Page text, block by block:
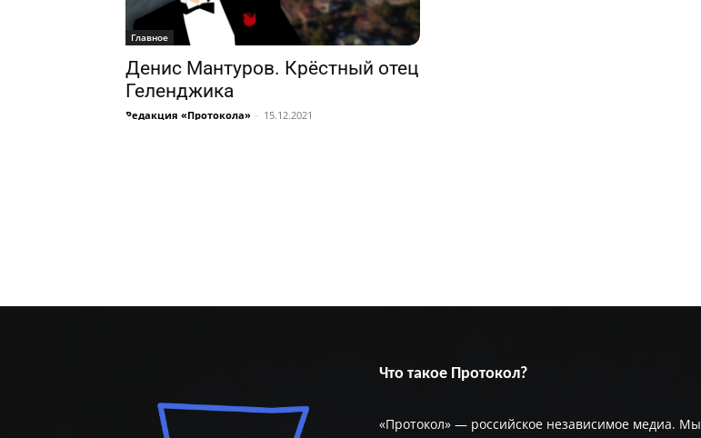
Главное
Денис Мантуров. Крёстный отец
Геленджика
Редакция «Протокола» - 15.12.2021
Что такое Протокол?
«Протокол» — российское независимое медиа. Мы